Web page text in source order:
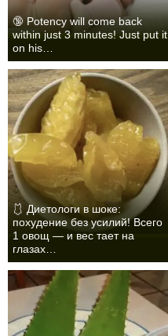
🔞 Potency will come back
within just 3 minutes! Just put it
on his…
🩱 Диетологи в шоке:
похудение без усилий! Всего
1 овощ — и вес тает на
глазах…